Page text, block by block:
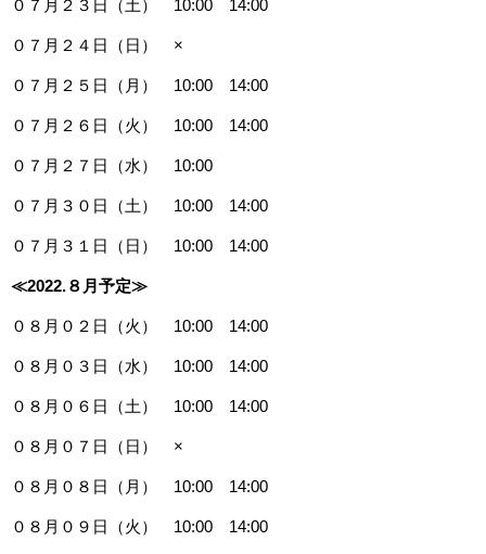
０７月２３日（土） 10:00 14:00
０７月２４日（日） ×
０７月２５日（月） 10:00 14:00
０７月２６日（火） 10:00 14:00
０７月２７日（水） 10:00
０７月３０日（土） 10:00 14:00
０７月３１日（日） 10:00 14:00
≪2022.８ 月予定≫
０８月０２日（火） 10:00 14:00
０８月０３日（水） 10:00 14:00
０８月０６日（土） 10:00 14:00
０８月０７日（日） ×
０８月０８日（月） 10:00 14:00
０８月０９日（火） 10:00 14:00